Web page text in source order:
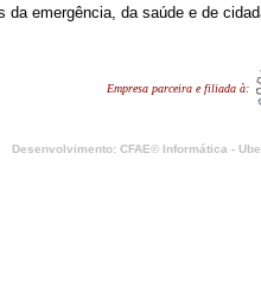
da emergência, da saúde e de
Empresa parceira e filiada à:
Desenvolvimento: CFAE© Informática -